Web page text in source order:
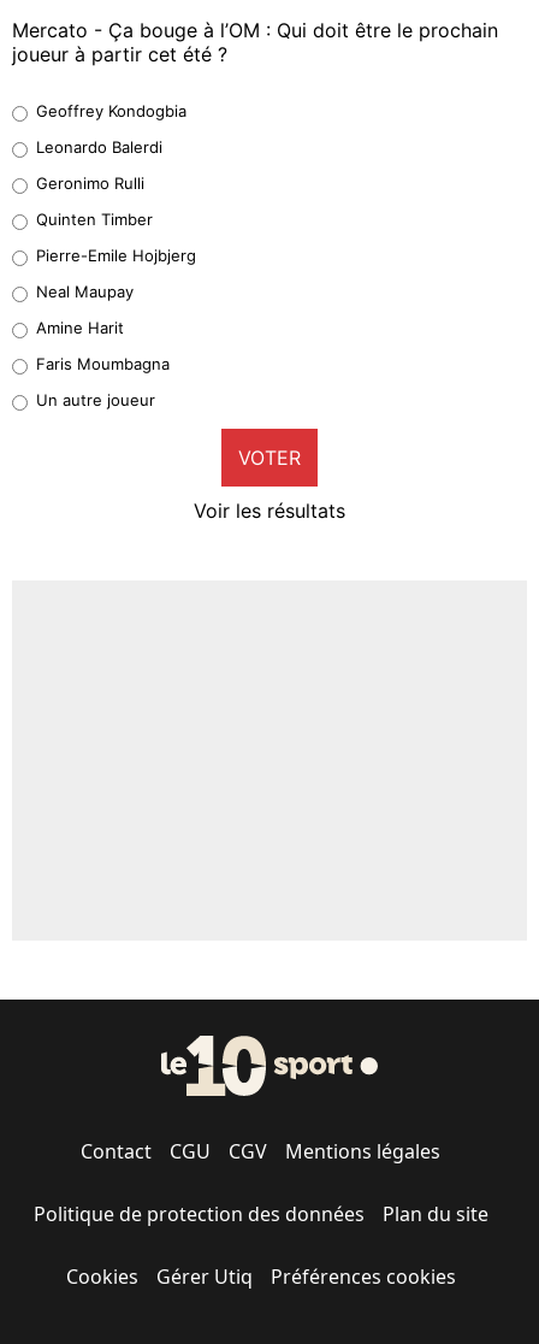
Mercato - Ça bouge à l’OM : Qui doit être le prochain
joueur à partir cet été ?
38%
32%
5%
1%
9%
Geoffrey Kondogbia
Leonardo Balerdi
Geronimo Rulli
Quinten Timber
Pierre-Emile Hojbjerg
Neal Maupay
Amine Harit
Faris Moumbagna
Un autre joueur
VOTER
Voir les résultats
Contact CGU CGV Mentions légales
Politique de protection des données Plan du site
Cookies Gérer Utiq Préférences cookies